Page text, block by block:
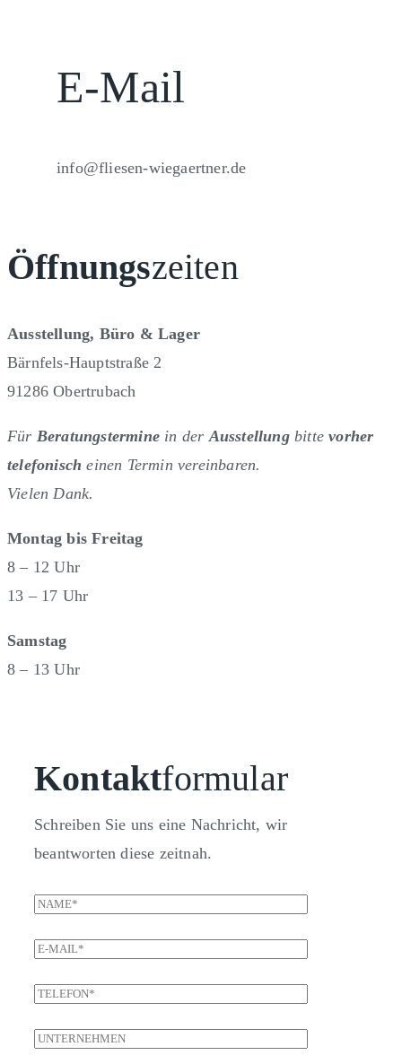
E-Mail
info@fliesen-wiegaertner.de
Öffnungszeiten
Ausstellung, Büro & Lager
Bärnfels-Hauptstraße 2
91286 Obertrubach
Für Beratungstermine in derAusstellungbittevorher
telefonisch einen Termin vereinbaren.
Vielen Dank.
Montag bis Freitag
8 – 12 Uhr
13 – 17 Uhr
Samstag
8 – 13 Uhr
Kontaktformular
Schreiben Sie uns eine Nachricht, wir
beantworten diese zeitnah.